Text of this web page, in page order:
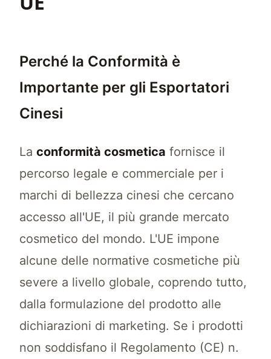
Perché la Conformità è
Importante per gli Esportatori
Cinesi
La conformità cosmetica fornisce il
percorso legale e commerciale per i
marchi di bellezza cinesi che cercano
accesso all'UE, il più grande mercato
cosmetico del mondo. L'UE impone
alcune delle normative cosmetiche più
severe a livello globale, coprendo tutto,
dalla formulazione del prodotto alle
dichiarazioni di marketing. Se i prodotti
non soddisfano il Regolamento (CE) n.